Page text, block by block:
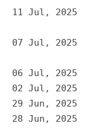
11 Jul, 2025
07 Jul, 2025
06 Jul, 2025
02 Jul, 2025
29 Jun, 2025
28 Jun, 2025